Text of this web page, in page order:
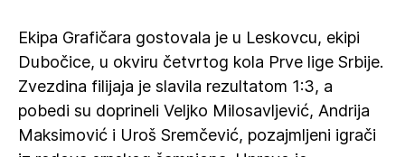
Ekipa Grafičara gostovala je u Leskovcu, ekipi
Dubočice, u okviru četvrtog kola Prve lige Srbije.
Zvezdina filijaja je slavila rezultatom 1:3, a
pobedi su doprineli Veljko Milosavljević, Andrija
Maksimović i Uroš Sremčević, pozajmljeni igrači